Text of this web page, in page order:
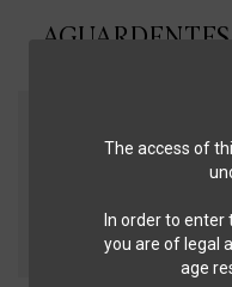
The access of
In order to
you are of legal
age
AGUARDENTES
1 - 2 von 2 Artikel(n)